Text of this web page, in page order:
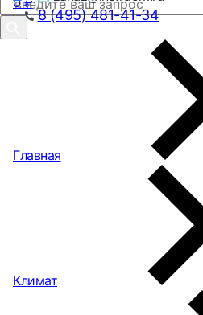
8 (495) 481-41-34
Главная
Климат